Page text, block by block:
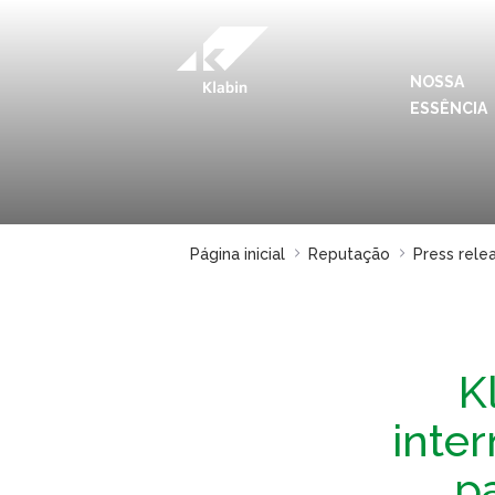
NOSSA
ESSÊNCIA
Página inicial Reputação Press